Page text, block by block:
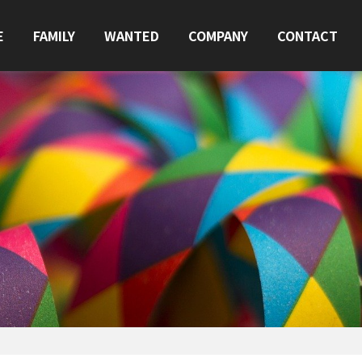
FAMILY WANTED COMPANY CONTACT